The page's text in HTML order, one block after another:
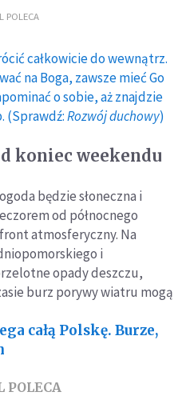
POLECA
całkowicie do wewnątrz.
na Boga, zawsze mieć Go
o sobie, aż znajdzie
(Sprawdź:Rozwój duchowy)
koniec weekendu
będzie słoneczna i
od północnego
atmosferyczny. Na
i
opady deszczu,
burz porywy wiatru mogą
całą Polskę. Burze,
POLECA